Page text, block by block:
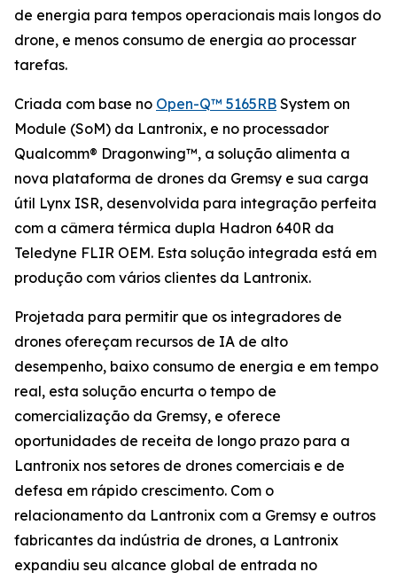
de energia para tempos operacionais mais longos do
drone, e menos consumo de energia ao processar
tarefas.
Criada com base no Open-Q™ 5165RB System on
Module (SoM) da Lantronix, e no processador
Qualcomm® Dragonwing™, a solução alimenta a
nova plataforma de drones da Gremsy e sua carga
útil Lynx ISR, desenvolvida para integração perfeita
com a câmera térmica dupla Hadron 640R da
Teledyne FLIR OEM. Esta solução integrada está em
produção com vários clientes da Lantronix.
Projetada para permitir que os integradores de
drones ofereçam recursos de IA de alto
desempenho, baixo consumo de energia e em tempo
real, esta solução encurta o tempo de
comercialização da Gremsy, e oferece
oportunidades de receita de longo prazo para a
Lantronix nos setores de drones comerciais e de
defesa em rápido crescimento. Com o
relacionamento da Lantronix com a Gremsy e outros
fabricantes da indústria de drones, a Lantronix
expandiu seu alcance global de entrada no